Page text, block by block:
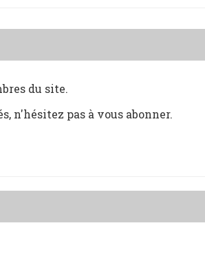
du site.
n'hésitez pas à vous abonner.